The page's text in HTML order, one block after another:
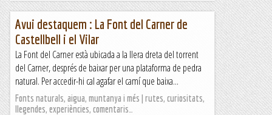
Avui destaquem : La Font del Carner de
Castellbell i el Vilar
La Font del Carner està ubicada a la llera dreta del torrent
del Carner, després de baixar per una plataforma de pedra
natural. Per accedir-hi cal agafar el camí que baixa...
Fonts naturals, aigua, muntanya i més | rutes, curiositats,
llegendes, experiències, comentaris…